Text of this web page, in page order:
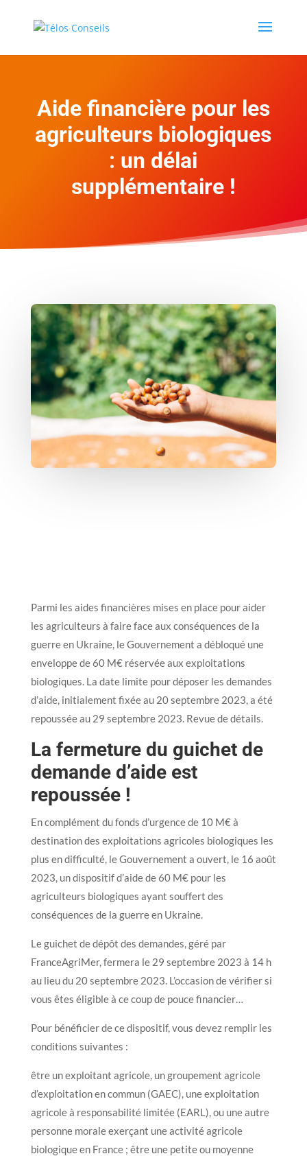
Aide financière pour les
agriculteurs biologiques
: un délai
supplémentaire !
Parmi les aides financières mises en place pour aider
les agriculteurs à faire face aux conséquences de la
guerre en Ukraine, le Gouvernement a débloqué une
enveloppe de 60 M€ réservée aux exploitations
biologiques. La date limite pour déposer les demandes
d’aide, initialement fixée au 20 septembre 2023, a été
repoussée au 29 septembre 2023. Revue de détails.
La fermeture du guichet de
demande d’aide est
repoussée !
En complément du fonds d’urgence de 10 M€ à
destination des exploitations agricoles biologiques les
plus en difficulté, le Gouvernement a ouvert, le 16 août
2023, un dispositif d’aide de 60 M€ pour les
agriculteurs biologiques ayant souffert des
conséquences de la guerre en Ukraine.
Le guichet de dépôt des demandes, géré par
FranceAgriMer, fermera le 29 septembre 2023 à 14 h
au lieu du 20 septembre 2023. L’occasion de vérifier si
vous êtes éligible à ce coup de pouce financier…
Pour bénéficier de ce dispositif, vous devez remplir les
conditions suivantes :
être un exploitant agricole, un groupement agricole
d’exploitation en commun (GAEC), une exploitation
agricole à responsabilité limitée (EARL), ou une autre
personne morale exerçant une activité agricole
biologique en France ; être une petite ou moyenne